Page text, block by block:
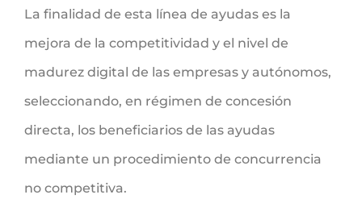
La finalidad de esta línea de ayudas es la
mejora de la competitividad y el nivel de
madurez digital de las empresas y autónomos,
seleccionando, en régimen de concesión
directa, los beneficiarios de las ayudas
mediante un procedimiento de concurrencia
no competitiva.